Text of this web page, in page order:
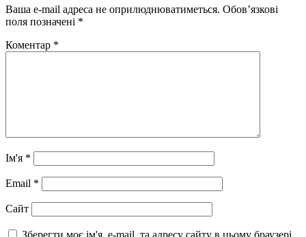
Ваша e-mail адреса не оприлюднюватиметься. Обов’язкові
поля позначені *
Коментар *
Ім'я *
Email *
Сайт